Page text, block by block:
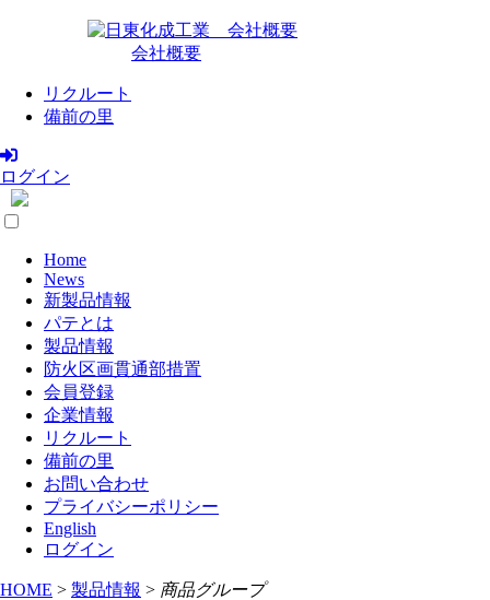
会社概要
リクルート
備前の里
ログイン
Home
News
新製品情報
パテとは
製品情報
防火区画貫通部措置
会員登録
企業情報
リクルート
備前の里
お問い合わせ
プライバシーポリシー
English
ログイン
HOME > 製品情報 > 商品グループ